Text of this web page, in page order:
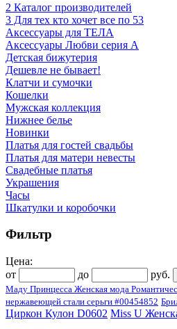
2 Каталог производителей
3 Для тех кто хочет все по 53
Аксессуары для ТЕЛА
Аксессуары Любви серия A
Детская бижутерия
Дешевле не бывает!
Клатчи и сумочки
Кошелки
Мужская коллекция
Нижнее белье
Новинки
Платья для гостей свадьбы
Платья для матери невесты
Свадебные платья
Украшения
Часы
Шкатулки и коробочки
Фильтр
Цена:
от
до руб.
Маду Принцесса Женская мода
нержавеющей стали серьги #00454852
Циркон Кулон D0602 Miss U